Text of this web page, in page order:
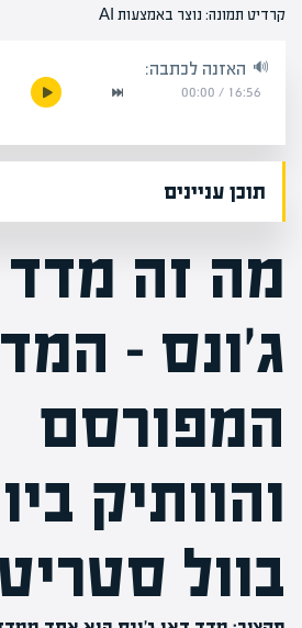
קרדיט תמונה: נוצר באמצעות AI
האזנה לכתבה:
16:56
/
00:00
תוכן עניינים
מה זה מדד
ג'ונס –
המפורסם
והוותיק
בוול סטריט